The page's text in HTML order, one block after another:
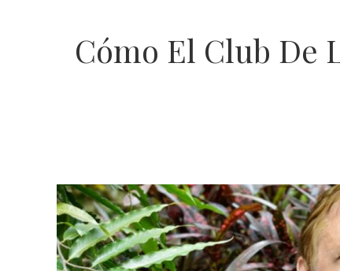
Cómo El Club De